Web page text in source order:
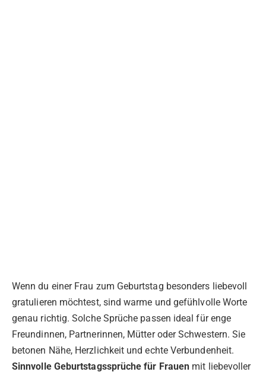
Wenn du einer Frau zum Geburtstag besonders liebevoll
gratulieren möchtest, sind warme und gefühlvolle Worte
genau richtig. Solche Sprüche passen ideal für enge
Freundinnen, Partnerinnen, Mütter oder Schwestern. Sie
betonen Nähe, Herzlichkeit und echte Verbundenheit.
Sinnvolle Geburtstagssprüche für Frauen mit liebevoller